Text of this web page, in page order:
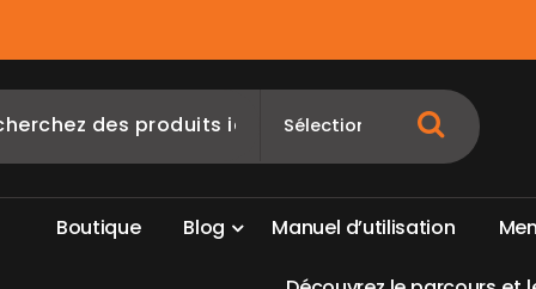
Boutique Blog Manuel d’utilisation Men